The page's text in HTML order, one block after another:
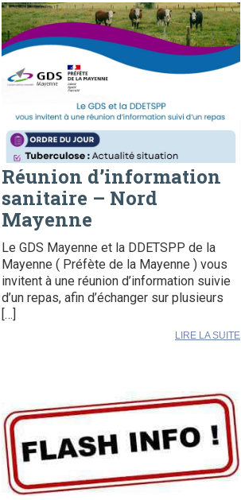
Réunion d’information
sanitaire – Nord
Mayenne
Le GDS Mayenne et la DDETSPP de la
Mayenne ( Préfète de la Mayenne ) vous
invitent à une réunion d’information suivie
d’un repas, afin d’échanger sur plusieurs
[…]
LIRE LA SUITE